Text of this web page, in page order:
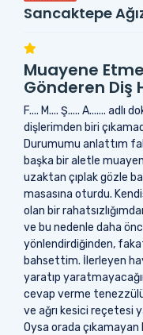
Sancaktepe
Muayene
Gönderen Diş
F.... M.... Ş..... A.......
dişlerimden biri
Durumumu anlattım
başka bir aletle
uzaktan çıplak gözle
masasına oturdu.
olan bir
ve bu nedenle daha
yönlendirdiğinden,
bahsettim. İlerleyen
yaratıp
cevap verme
ve ağrı kesici reçetesi
Oysa orada